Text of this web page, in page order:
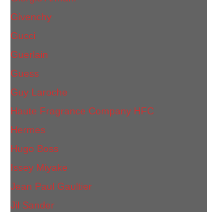
Givenchy
Gucci
Guerlain
Guess
Guy Laroche
Haute Fragrance Company HFC
Hermes
Hugo Boss
Issey Miyake
Jean Paul Gaultier
Jil Sander